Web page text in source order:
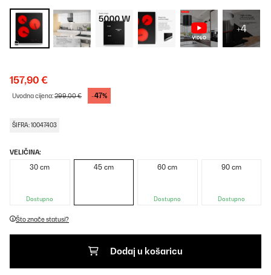
+4
157,90 €
Uvodna cijena:299,00 € -47%
ŠIFRA: 10047403
VELIČINA:
30 cm
Dostupno
45 cm 60 cm
Dostupno
90 cm
Dostupno
Što znače statusi?
Dodaj u košaricu